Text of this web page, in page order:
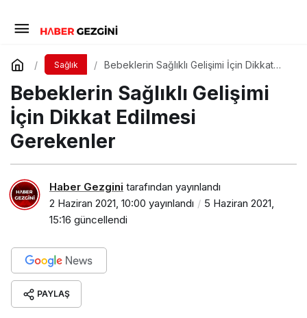
Sağlık
Bebeklerin Sağlıklı Gelişimi İçin Dikkat
Bebeklerin Sağlıklı Gelişimi
İçin Dikkat Edilmesi
Gerekenler
Haber Gezgini tarafından yayınlandı
2 Haziran 2021, 10:00 yayınlandı
5 Haziran 2021,
15:16 güncellendi
PAYLAŞ